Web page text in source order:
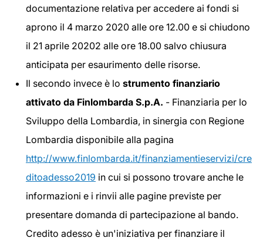
documentazione relativa per accedere ai fondi si
aprono il 4 marzo 2020 alle ore 12.00 e si chiudono
il 21 aprile 20202 alle ore 18.00 salvo chiusura
anticipata per esaurimento delle risorse.
Il secondo invece è lo strumento finanziario
attivato da Finlombarda S.p.A. - Finanziaria per lo
Sviluppo della Lombardia, in sinergia con Regione
Lombardia disponibile alla pagina
http://www.finlombarda.it/finanziamentieservizi/cre
ditoadesso2019 in cui si possono trovare anche le
informazioni e i rinvii alle pagine previste per
presentare domanda di partecipazione al bando.
Credito adesso è un'iniziativa per finanziare il